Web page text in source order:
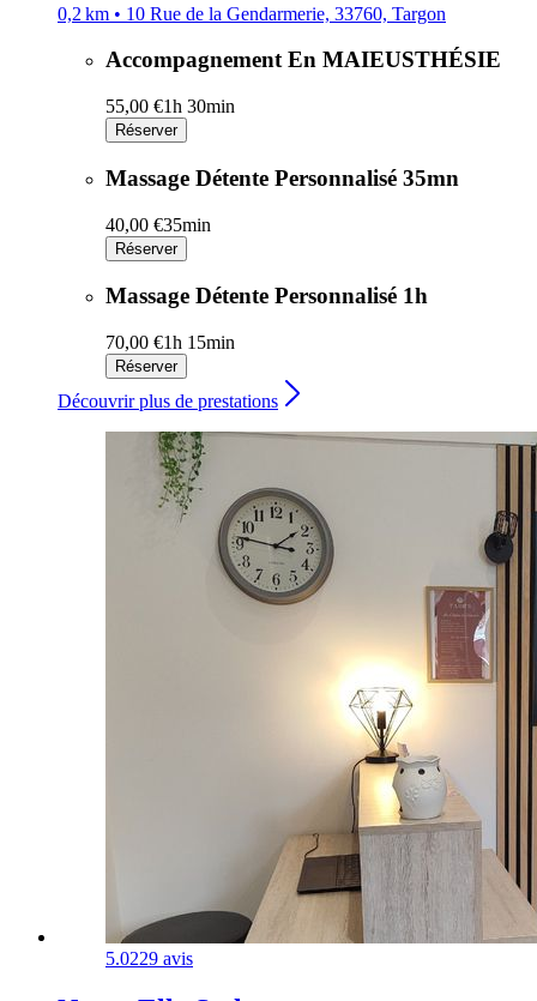
0,2 km • 10 Rue de la Gendarmerie, 33760, Targon
Accompagnement En MAIEUSTHÉSIE
55,00 €1h 30min
Réserver
Massage Détente Personnalisé 35mn
40,00 €35min
Réserver
Massage Détente Personnalisé 1h
70,00 €1h 15min
Réserver
Découvrir plus de prestations
5.0229 avis